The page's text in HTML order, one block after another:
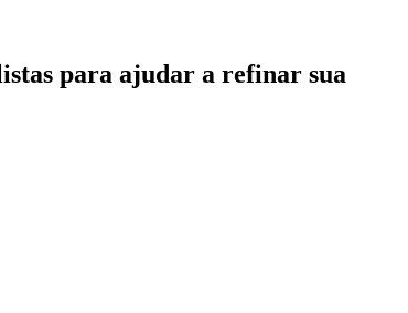
para ajudar a refinar sua